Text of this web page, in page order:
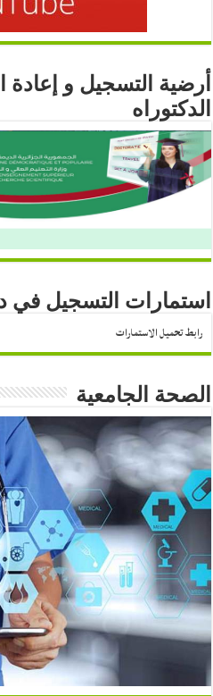
أرضية التسجيل و
الدكتوراه
استمارات التسجيل في
رابط تحميل الاستمارات
الصحة الجامعية